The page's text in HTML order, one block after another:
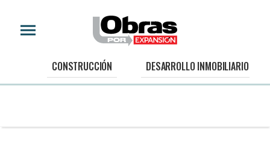
CONSTRUCCIÓN DESARROLLO INMOBILIARIO